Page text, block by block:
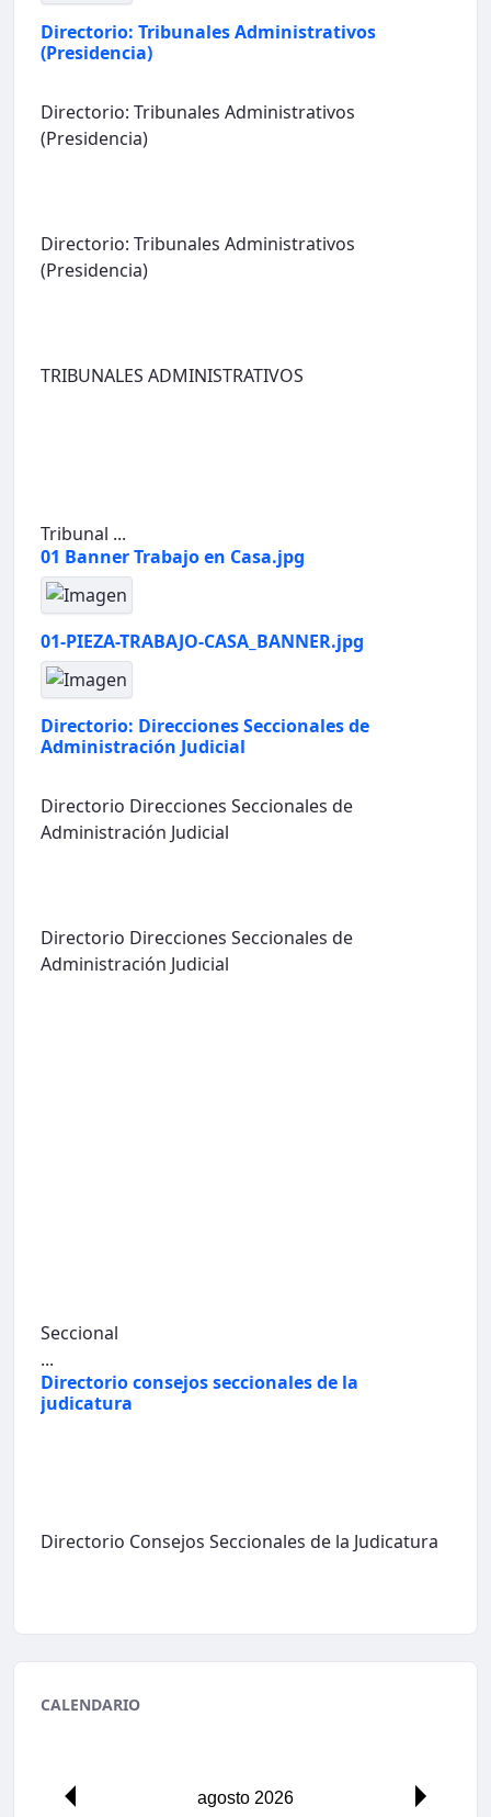
Directorio: Tribunales Administrativos
(Presidencia)
Directorio: Tribunales Administrativos
(Presidencia)
Directorio: Tribunales Administrativos
(Presidencia)
TRIBUNALES ADMINISTRATIVOS
Tribunal ...
01 Banner Trabajo en Casa.jpg
01-PIEZA-TRABAJO-CASA_BANNER.jpg
Directorio: Direcciones Seccionales de
Administración Judicial
Directorio Direcciones Seccionales de
Administración Judicial
Directorio Direcciones Seccionales de
Administración Judicial
Seccional
...
Directorio consejos seccionales de la
judicatura
Directorio Consejos Seccionales de la Judicatura
CALENDARIO
agosto 2026